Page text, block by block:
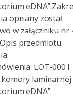
opisany został
w załączniku nr
przedmiotu
LOT-0001
komory laminarnej
eDNA”.